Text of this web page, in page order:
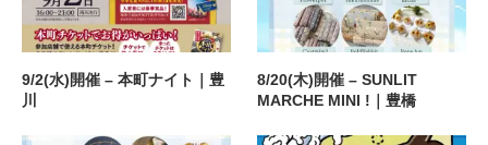
9/2(水)開催 – 本町ナイト｜豊
川
8/20(木)開催 – SUNLIT
MARCHE MINI !｜豊橋